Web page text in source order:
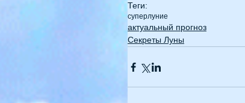
Теги:
суперлуние
актуальный прогноз
Секреты Луны